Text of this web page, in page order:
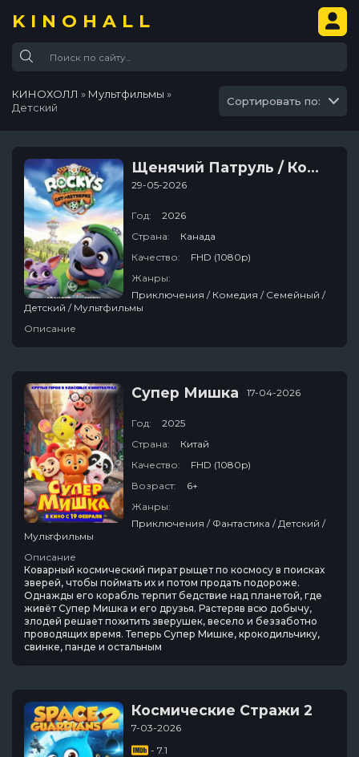
KINOHALL
КИНОХОЛЛ » Мультфильмы »
Детский
Сортировать по:
Щенячий Патруль / Кото-строфа Рокки
29-05-2026
Год:
2026
Страна:
Канада
Качество:
FHD (1080p)
Жанры:
Приключения / Комедия / Семейный /
Детский / Мультфильмы
Описание
Супер Мишка 17-04-2026
Год:
2025
Страна:
Китай
Качество:
FHD (1080p)
Возраст:
6+
Жанры:
Приключения / Фантастика / Детский /
Мультфильмы
Описание
Коварный космический пират рыщет по космосу в поисках
зверей, чтобы поймать их и потом продать подороже.
Однажды его корабль терпит бедствие над планетой, где
живёт Супер Мишка и его друзья. Растеряв всю добычу,
злодей решает похитить зверушек, весело и беззаботно
проводящих время. Теперь Супер Мишке, крокодильчику,
свинке, панде и остальным
Космические Стражи 2
7-03-2026
- 7.1